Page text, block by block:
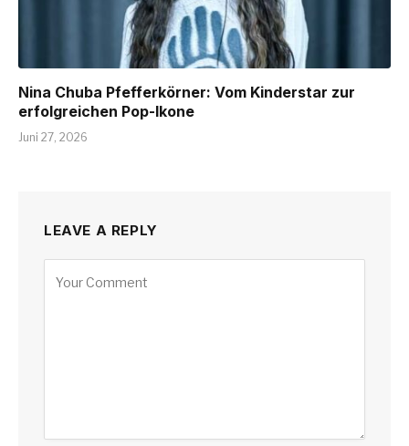
Nina Chuba Pfefferkörner: Vom Kinderstar zur
erfolgreichen Pop-Ikone
Juni 27, 2026
LEAVE A REPLY